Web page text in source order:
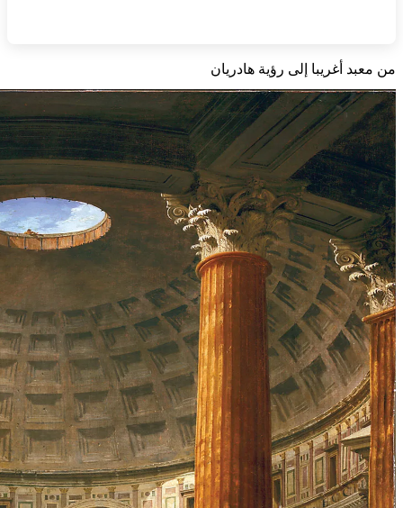
من معبد أغريبا إلى رؤية هادريان